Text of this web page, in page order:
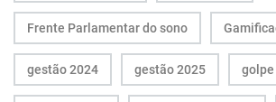
Frente Parlamentar do sono
gestão 2024 gestão 2025 golpe